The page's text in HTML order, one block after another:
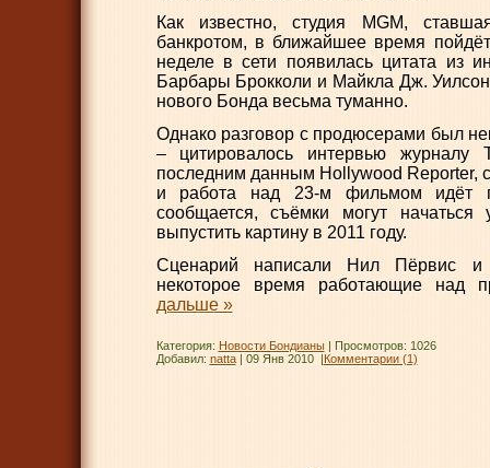
Как известно, студия MGM,
банкротом, в ближайшее время
неделе в сети появилась цитата из
Барбары Брокколи и Майкла Дж.
нового Бонда весьма туманно.
Однако разговор с продюсерами был
– цитировалось интервью
последним данным Hollywood Reporter,
и работа над 23-м фильмом идёт
сообщается, съёмки могут
выпустить картину в 2011 году.
Сценарий написали Нил Пёрвис
некоторое время работающие над
дальше »
Категория: Новости Бондианы| Просмотров: 1026
Добавил: natta| 09 Янв 2010|Комментарии (1)